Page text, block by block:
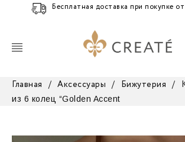
Бесплатная доставка при покупке
Главная / Аксессуары / Бижутерия /
из 6 колец “Golden Accent